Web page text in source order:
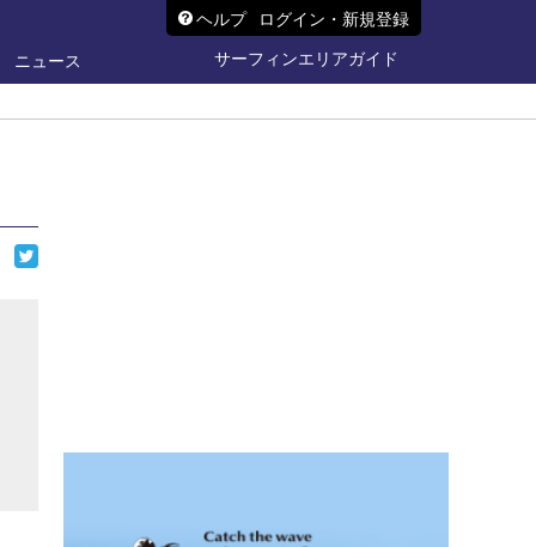
ヘルプ ログイン・新規登録
ニュース
サーフィンエリアガイド